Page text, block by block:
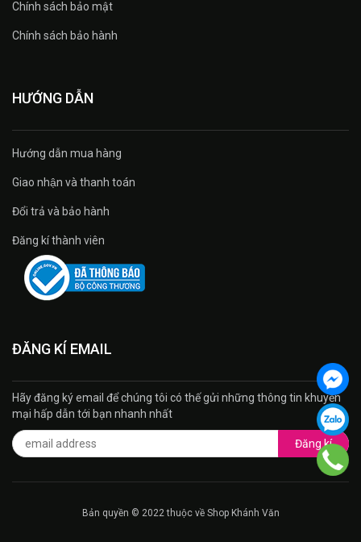
Chính sách bảo mật
Chính sách bảo hành
HƯỚNG DẪN
Hướng dẫn mua hàng
Giao nhận và thanh toán
Đổi trả và bảo hành
Đăng kí thành viên
ĐĂNG KÍ EMAIL
Hãy đăng ký email để chúng tôi có thế gửi những thông tin khuyến
mại hấp dẫn tới bạn nhanh nhất
Đăng kí
Bản quyền © 2022 thuộc về Shop Khánh Văn